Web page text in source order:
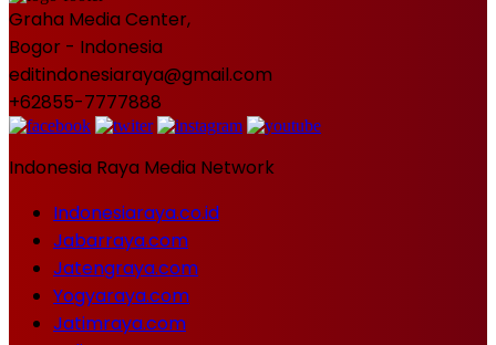
Graha Media Center,
Bogor - Indonesia
editindonesiaraya@gmail.com
+62855-7777888
Indonesia Raya Media Network
Indonesiaraya.co.id
Jabarraya.com
Jatengraya.com
Yogyaraya.com
Jatimraya.com